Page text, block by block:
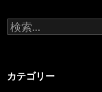
検
索:
カテゴリー